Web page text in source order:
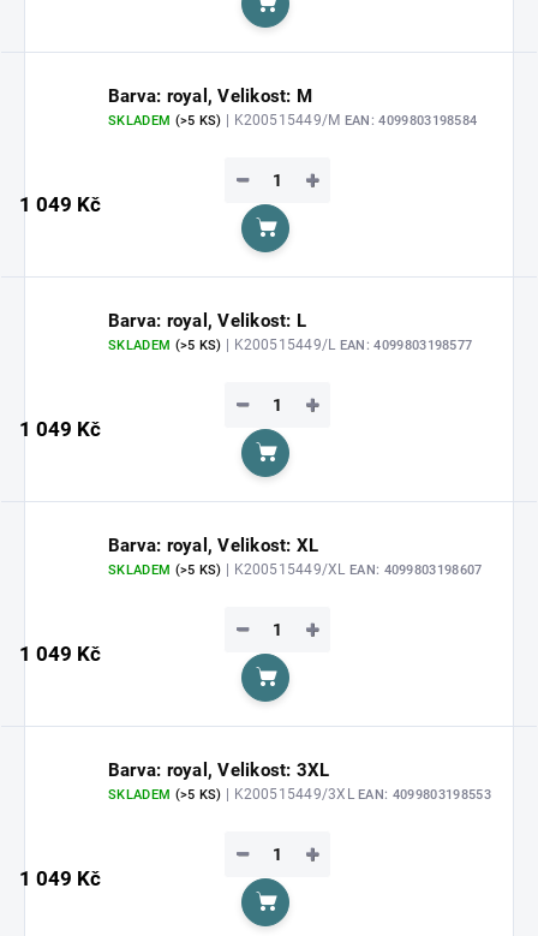
Do košíku
Barva: royal, Velikost: M
SKLADEM (>5 KS) | K200515449/M EAN: 4099803198584
1 049 Kč
+
−
Do košíku
Barva: royal, Velikost: L
SKLADEM (>5 KS) | K200515449/L EAN: 4099803198577
1 049 Kč
+
−
Do košíku
Barva: royal, Velikost: XL
SKLADEM (>5 KS) | K200515449/XL EAN: 4099803198607
1 049 Kč
+
−
Do košíku
Barva: royal, Velikost: 3XL
SKLADEM (>5 KS) | K200515449/3XLEAN: 4099803198553
1 049 Kč
+
−
Do košíku